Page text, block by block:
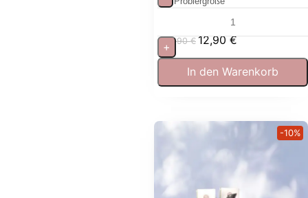
19,90€ 12,90€
+
In den Warenkorb
-10%